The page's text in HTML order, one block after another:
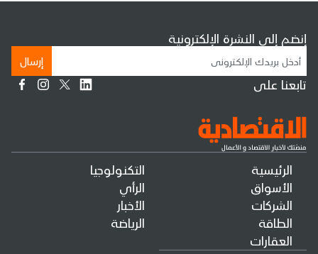
الرئيسية
الأسواق
الشركات
الطاقة
العقارات
التكنولوجيا
الرأي
الأخبار
الرياضة
إنضم إلى النشرة الإلكترونية
إرسال
تابعنا على